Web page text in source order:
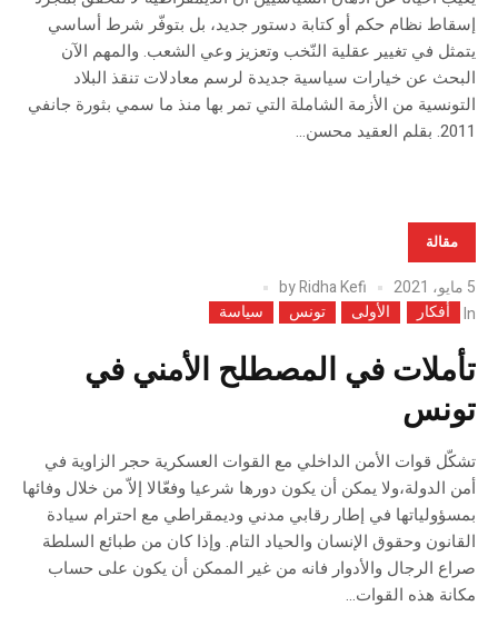
إسقاط نظام حكم أو كتابة دستور جديد، بل بتوفّر شرط أساسي
يتمثل في تغيير عقلية النّخب وتعزيز وعي الشعب. والمهم الآن
البحث عن خيارات سياسية جديدة لرسم معادلات تنقذ البلاد
التونسية من الأزمة الشاملة التي تمر بها منذ ما سمي بثورة جانفي
2011. بقلم العقيد محسن...
مقالة
5 مايو، 2021 byRidha Kefi
In
أفكار الأولى تونس سياسة
تأملات في المصطلح الأمني في
تونس
تشكّل قوات الأمن الداخلي مع القوات العسكرية حجر الزاوية في
أمن الدولة،ولا يمكن أن يكون دورها شرعيا وفعّالا إلاّ من خلال وفائها
بمسؤولياتها في إطار رقابي مدني وديمقراطي مع احترام سيادة
القانون وحقوق الإنسان والحياد التام. وإذا كان من طبائع السلطة
صراع الرجال والأدوار فانه من غير الممكن أن يكون على حساب
مكانة هذه القوات...